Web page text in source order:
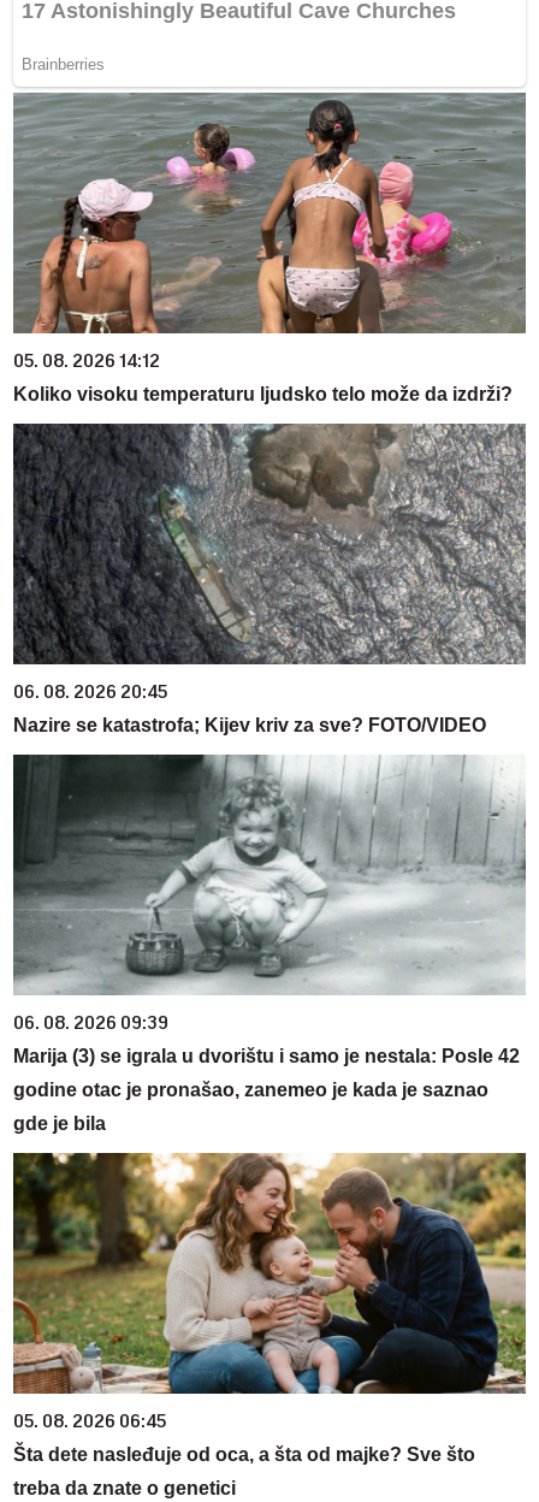
05. 08. 2026 14:12
Koliko visoku temperaturu ljudsko telo može da izdrži?
06. 08. 2026 20:45
Nazire se katastrofa; Kijev kriv za sve? FOTO/VIDEO
06. 08. 2026 09:39
Marija (3) se igrala u dvorištu i samo je nestala: Posle 42
godine otac je pronašao, zanemeo je kada je saznao
gde je bila
05. 08. 2026 06:45
Šta dete nasleđuje od oca, a šta od majke? Sve što
treba da znate o genetici